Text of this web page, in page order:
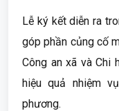
Lễ ký kết diễn ra
góp phần củng cố
Công an xã và Chi
hiệu quả nhiệm
phương.